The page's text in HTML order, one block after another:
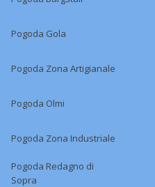
Pogoda Gola
Pogoda Zona Artigianale
Pogoda Olmi
Pogoda Zona Industriale
Pogoda Redagno di
Sopra